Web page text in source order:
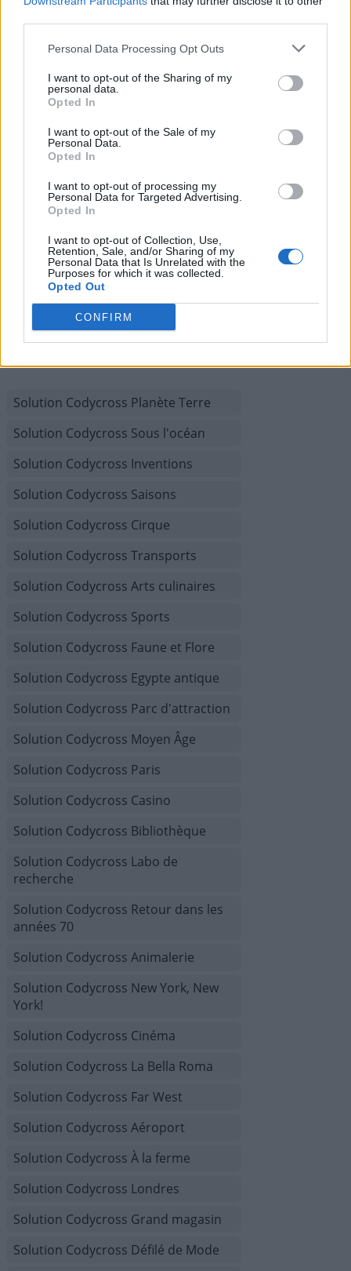
Personal Data Processing Opt Outs
I want to opt-out of the Sharing of my
personal data.
Opted In
I want to opt-out of the Sale of my
Personal Data.
Opted In
I want to opt-out of processing my
Personal Data for Targeted Advertising.
Opted In
I want to opt-out of Collection, Use,
Retention, Sale, and/or Sharing of my
Personal Data that Is Unrelated with the
Purposes for which it was collected.
Opted Out
CONFIRM
REVENIR À LA LISTE DES NIVEAUX
Solutions Codycross pour d'autres langues:
Codycross lösungen Codycross soluzioni
Codycross respuestas
MONDES
Solution Codycross Planète Terre
Solution Codycross Sous l'océan
Solution Codycross Inventions
Solution Codycross Saisons
Solution Codycross Cirque
Solution Codycross Transports
Solution Codycross Arts culinaires
Solution Codycross Sports
Solution Codycross Faune et Flore
Solution Codycross Egypte antique
Solution Codycross Parc d'attraction
Solution Codycross Moyen Âge
Solution Codycross Paris
Solution Codycross Casino
Solution Codycross Bibliothèque
Solution Codycross Labo de
recherche
Solution Codycross Retour dans les
années 70
Solution Codycross Animalerie
Solution Codycross New York, New
York!
Solution Codycross Cinéma
Solution Codycross La Bella Roma
Solution Codycross Far West
Solution Codycross Aéroport
Solution Codycross À la ferme
Solution Codycross Londres
Solution Codycross Grand magasin
Solution Codycross Défilé de Mode